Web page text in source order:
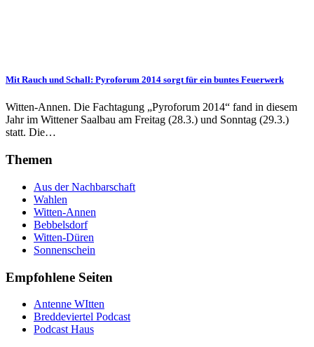
Mit Rauch und Schall: Pyroforum 2014 sorgt für ein buntes Feuerwerk
Witten-Annen. Die Fachtagung „Pyroforum 2014“ fand in diesem
Jahr im Wittener Saalbau am Freitag (28.3.) und Sonntag (29.3.)
statt. Die…
Themen
Aus der Nachbarschaft
Wahlen
Witten-Annen
Bebbelsdorf
Witten-Düren
Sonnenschein
Empfohlene Seiten
Antenne WItten
Breddeviertel Podcast
Podcast Haus